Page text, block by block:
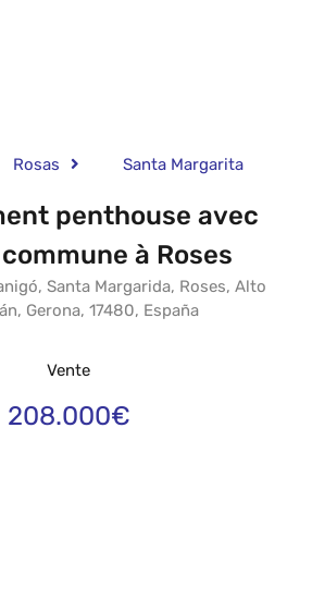
Rosas Santa Margarita
penthouse avec
à Roses
Santa Margarida, Roses, Alto
Gerona, 17480, España
Vente
208.000€